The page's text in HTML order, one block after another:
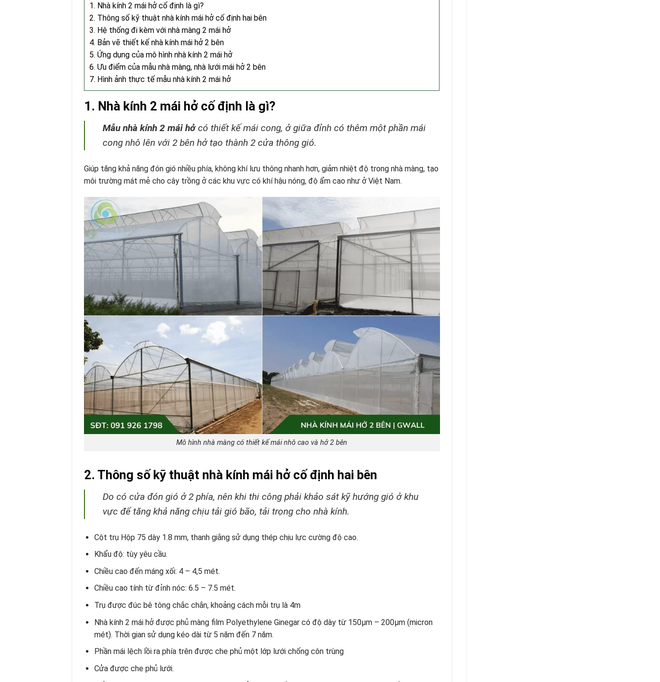
1. Nhà kính 2 mái hở cố định là gì?
2. Thông số kỹ thuật nhà kính mái hở cố định hai bên
3. Hệ thống đi kèm với nhà màng 2 mái hở
4. Bản vẽ thiết kế nhà kính mái hở 2 bên
5. Ứng dụng của mô hình nhà kính 2 mái hở
6. Ưu điểm của mẫu nhà màng, nhà lưới mái hở 2 bên
7. Hình ảnh thực tế mẫu nhà kính 2 mái hở
1. Nhà kính 2 mái hở cố định là gì?
Mẫu nhà kính 2 mái hởcó thiết kế mái cong, ở giữa đỉnh có thêm một phần mái
cong nhô lên với 2 bên hở tạo thành 2 cửa thông gió.
Giúp tăng khả năng đón gió nhiều phía, không khí lưu thông nhanh hơn, giảm nhiệt độ trong nhà màng, tạo
môi trường mát mẻ cho cây trồng ở các khu vực có khí hậu nóng, độ ẩm cao như ở Việt Nam.
Mô hình nhà màng có thiết kế mái nhô cao và hở 2 bên
2. Thông số kỹ thuật nhà kính mái hở cố định hai bên
Do có cửa đón gió ở 2 phía, nên khi thi công phải khảo sát kỹ hướng gió ở khu
vực để tăng khả năng chịu tải gió bão, tải trọng cho nhà kính.
Cột trụ Hộp 75 dày 1.8 mm, thanh giằng sử dụng thép chịu lực cường độ cao.
Khẩu độ: tùy yêu cầu.
Chiều cao đến máng xối: 4 – 4,5 mét.
Chiều cao tính từ đỉnh nóc: 6.5 – 7.5 mét.
Trụ được đúc bê tông chắc chắn, khoảng cách mỗi trụ là 4m
Nhà kính 2 mái hở được phủ màng film Polyethylene Ginegar có độ dày từ 150µm – 200µm (micron
mét). Thời gian sử dụng kéo dài từ 5 năm đến 7 năm.
Phần mái lệch lồi ra phía trên được che phủ một lớp lưới chống côn trùng
Cửa được che phủ lưới.